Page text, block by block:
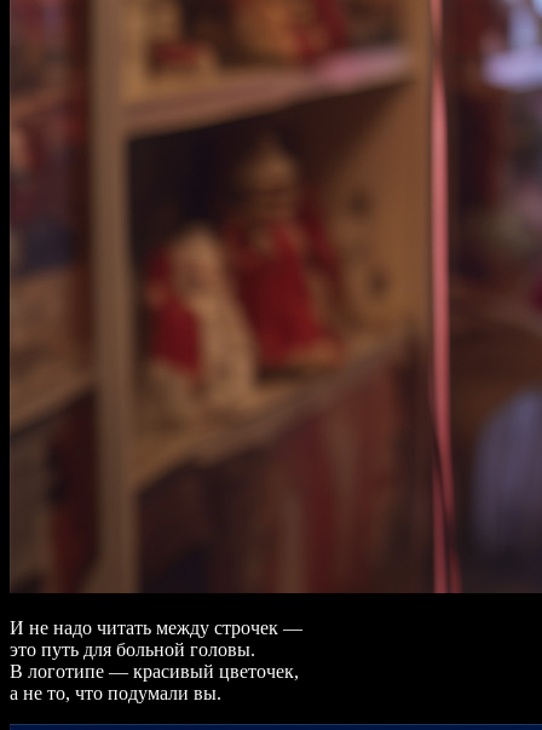
И не надо читать между строчек —
это путь для больной головы.
В логотипе — красивый цветочек,
а не то, что подумали вы.